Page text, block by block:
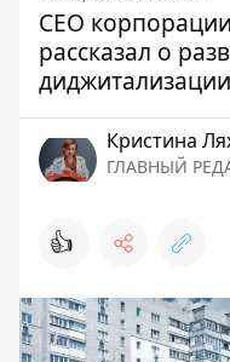
СЕО
рассказал о
Кристина
ГЛАВНЫЙ
👍